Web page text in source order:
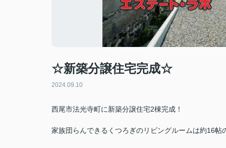
☆新築分譲住宅完成☆
2024.09.10
西尾市法光寺町に新築分譲住宅2棟完成！
家族団らんできるくつろぎのリビングルームは約16帖